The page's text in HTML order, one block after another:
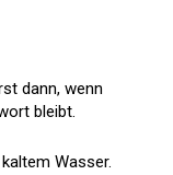
dann, wenn
bleibt.
Wasser.